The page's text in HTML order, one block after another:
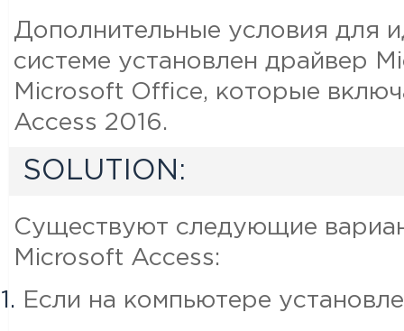
Дополнительные условия для
системе установлен драйвер
Microsoft Office, которые
Access 2016.
SOLUTION:
Существуют следующие
Microsoft Access:
Если на компьютере